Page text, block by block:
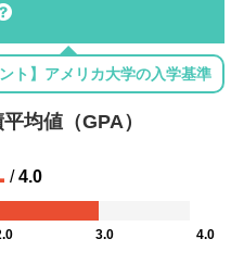
ント】アメリカ大学の入学基準
均値（GPA）
/4.0
3.0 4.0